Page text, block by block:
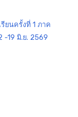
ยนครั้งที่ 1 ภาค
-19 มิ.ย. 2569